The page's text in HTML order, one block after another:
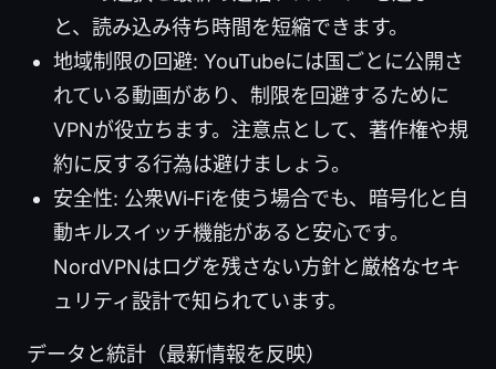
と、読み込み待ち時間を短縮できます。
地域制限の回避: YouTubeには国ごとに公開さ
れている動画があり、制限を回避するために
VPNが役立ちます。注意点として、著作権や規
約に反する行為は避けましょう。
安全性: 公衆Wi‑Fiを使う場合でも、暗号化と自
動キルスイッチ機能があると安心です。
NordVPNはログを残さない方針と厳格なセキ
ュリティ設計で知られています。
データと統計（最新情報を反映）